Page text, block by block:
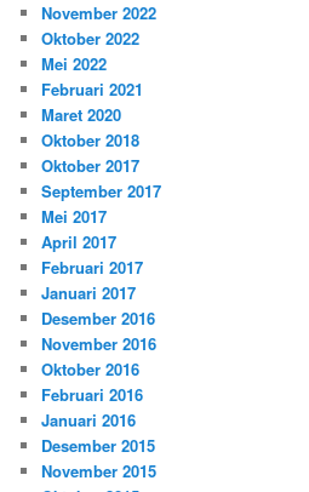
November 2022
Oktober 2022
Mei 2022
Februari 2021
Maret 2020
Oktober 2018
Oktober 2017
September 2017
Mei 2017
April 2017
Februari 2017
Januari 2017
Desember 2016
November 2016
Oktober 2016
Februari 2016
Januari 2016
Desember 2015
November 2015